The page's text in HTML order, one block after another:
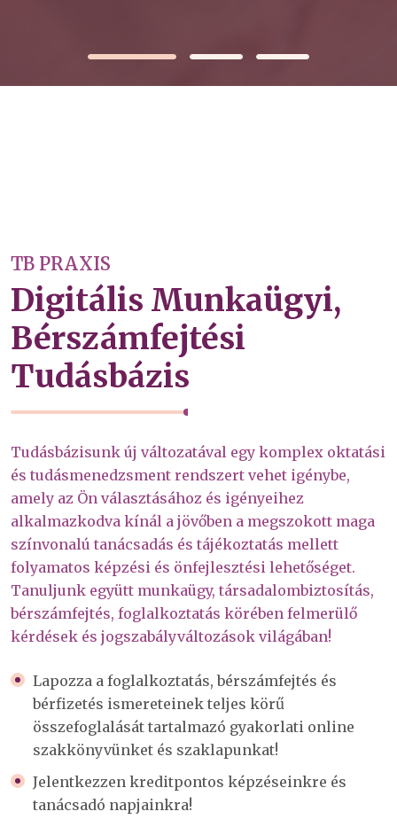
TB PRAXIS
Digitális Munkaügyi,
Bérszámfejtési
Tudásbázis
Tudásbázisunk új változatával egy komplex oktatási
és tudásmenedzsment rendszert vehet igénybe,
amely az Ön választásához és igényeihez
alkalmazkodva kínál a jövőben a megszokott maga
színvonalú tanácsadás és tájékoztatás mellett
folyamatos képzési és önfejlesztési lehetőséget.
Tanuljunk együtt munkaügy, társadalombiztosítás,
bérszámfejtés, foglalkoztatás körében felmerülő
kérdések és jogszabályváltozások világában!
Lapozza a foglalkoztatás, bérszámfejtés és
bérfizetés ismereteinek teljes körű
összefoglalását tartalmazó gyakorlati online
szakkönyvünket és szaklapunkat!
Jelentkezzen kreditpontos képzéseinkre és
tanácsadó napjainkra!